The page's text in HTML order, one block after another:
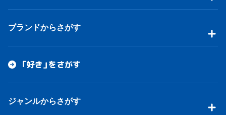
ブランドからさがす
「好き」をさがす
ジャンルからさがす